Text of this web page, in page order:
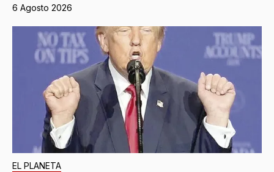
6 Agosto 2026
EL PLANETA